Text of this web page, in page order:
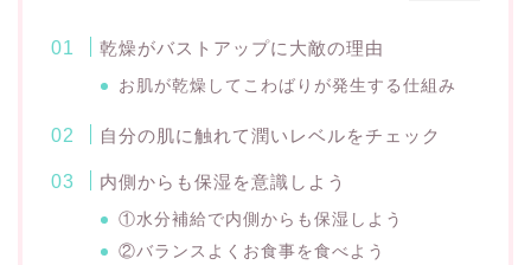
乾燥がバストアップに大敵の理由
お肌が乾燥してこわばりが発生する仕組み
自分の肌に触れて潤いレベルをチェック
内側からも保湿を意識しよう
①水分補給で内側からも保湿しよう
②バランスよくお食事を食べよう